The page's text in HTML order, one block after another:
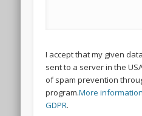
I accept that my given
sent to a server in the
of spam prevention
program.More
GDPR.